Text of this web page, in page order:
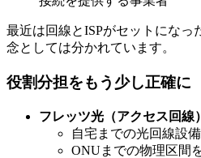
最近は回線とISPがセットになっ
念としては分かれています。
役割分担をもう少し正確に
フレッツ光（アクセス回線）
自宅までの光回線設
ONUまでの物理区間